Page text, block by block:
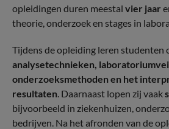
opleidingen duren meestal vier jaar
theorie, onderzoek en stages in
Tijdens de opleiding leren studenten
analysetechnieken,
onderzoeksmethoden en het
resultaten. Daarnaast lopen zij vaak
bijvoorbeeld in ziekenhuizen,
bedrijven. Na het afronden van de